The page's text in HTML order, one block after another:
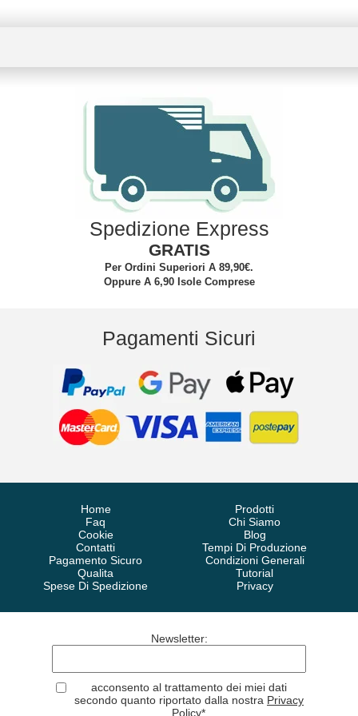
Spedizione Express
GRATIS
Per Ordini Superiori A 89,90€.
Oppure A 6,90 Isole Comprese
Pagamenti Sicuri
Home
Prodotti
Faq
Chi Siamo
Cookie
Blog
Contatti
Tempi Di Produzione
Pagamento Sicuro
Condizioni Generali
Qualita
Tutorial
Spese Di Spedizione
Privacy
Newsletter:
acconsento al trattamento dei miei dati
secondo quanto riportato dalla nostra Privacy
Policy*